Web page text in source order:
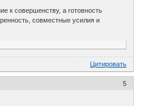
к совершенству, а готовность
совместные усилия и
Цитировать
5